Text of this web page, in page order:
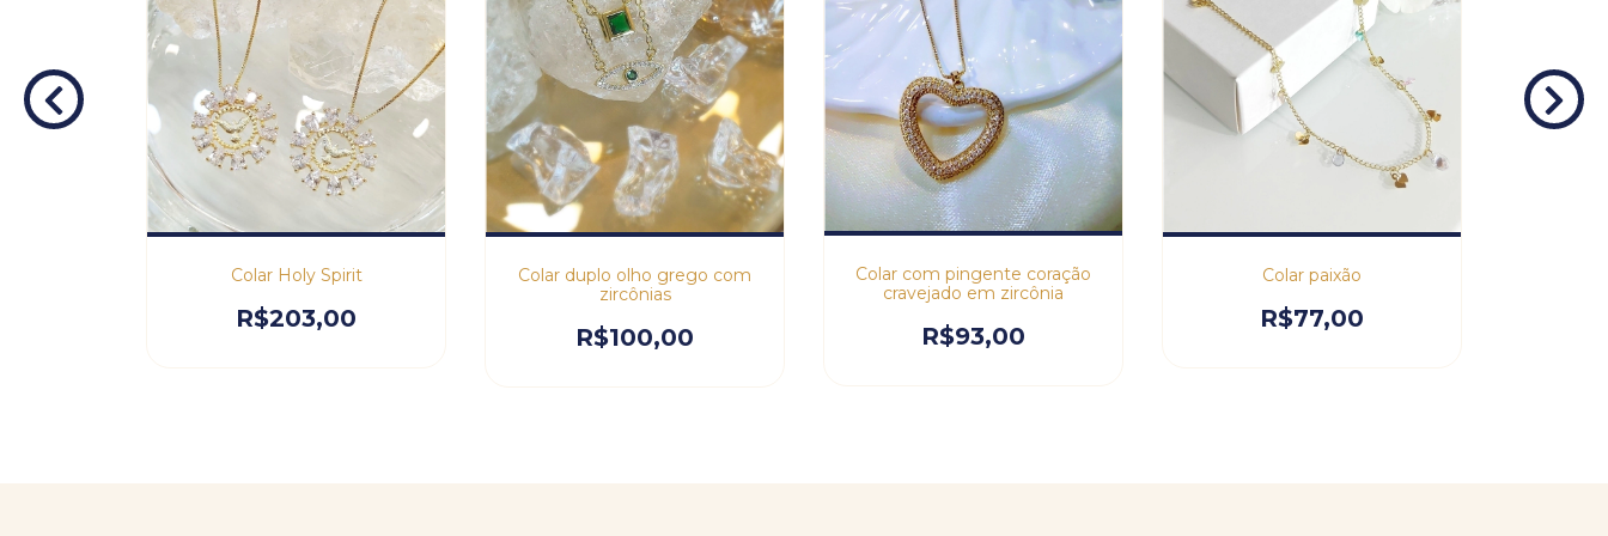
Colar Holy Spirit
R$203,00
Colar duplo olho grego com
zircônias
R$100,00
Colar com pingente coração
cravejado em zircônia
R$93,00
Colar paixão
R$77,00